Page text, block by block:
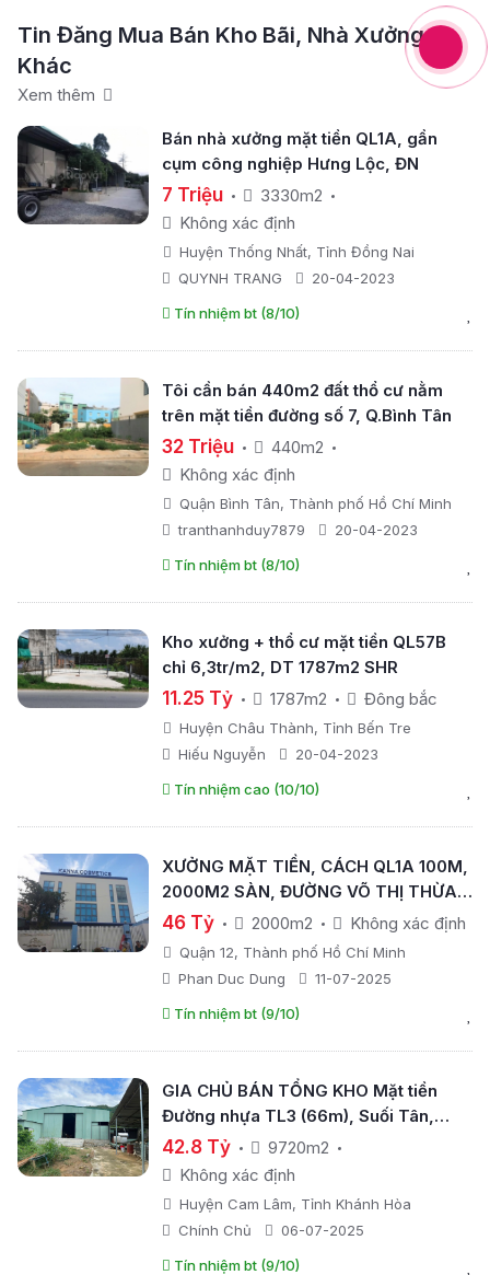
Tin Đăng Mua Bán Kho Bãi, Nhà Xưởng
Khác
Xem thêm
Bán nhà xưởng mặt tiền QL1A, gần
cụm công nghiệp Hưng Lộc, ĐN
7 Triệu
3330m2
Không xác định
Huyện Thống Nhất, Tỉnh Đồng Nai
QUYNH TRANG
20-04-2023
Tín nhiệm bt (8/10)
Tôi cần bán 440m2 đất thổ cư nằm
trên mặt tiền đường số 7, Q.Bình Tân
32 Triệu
440m2
Không xác định
Quận Bình Tân, Thành phố Hồ Chí Minh
tranthanhduy7879
20-04-2023
Tín nhiệm bt (8/10)
Kho xưởng + thổ cư mặt tiền QL57B
chỉ 6,3tr/m2, DT 1787m2 SHR
11.25 Tỷ 1787m2 Đông bắc
Huyện Châu Thành, Tỉnh Bến Tre
Hiếu Nguyễn
20-04-2023
Tín nhiệm cao (10/10)
XƯỞNG MẶT TIỀN, CÁCH QL1A 100M,
2000M2 SÀN, ĐƯỜNG VÕ THỊ THỪA
QUẬN 12
46 Tỷ 2000m2 Không xác định
Quận 12, Thành phố Hồ Chí Minh
Phan Duc Dung
11-07-2025
Tín nhiệm bt (9/10)
GIA CHỦ BÁN TỔNG KHO Mặt tiền
Đường nhựa TL3 (66m), Suối Tân,
Khánh Hòa
42.8 Tỷ
9720m2
Không xác định
Huyện Cam Lâm, Tỉnh Khánh Hòa
Chính Chủ
06-07-2025
Tín nhiệm bt (9/10)